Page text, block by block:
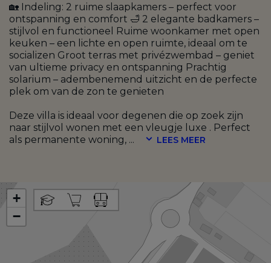
🏡 Indeling: 2 ruime slaapkamers – perfect voor
ontspanning en comfort 🛁 2 elegante badkamers –
stijlvol en functioneel Ruime woonkamer met open
keuken – een lichte en open ruimte, ideaal om te
socializen Groot terras met privézwembad – geniet
van ultieme privacy en ontspanning Prachtig
solarium – adembenemend uitzicht en de perfecte
plek om van de zon te genieten
Deze villa is ideaal voor degenen die op zoek zijn
naar stijlvol wonen met een vleugje luxe . Perfect
als permanente woning, ... LEES MEER
+
−